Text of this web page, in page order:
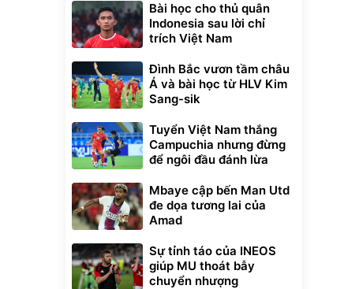
Bài học cho thủ quân
Indonesia sau lời chỉ
trích Việt Nam
Đình Bắc vươn tầm châu
Á và bài học từ HLV Kim
Sang-sik
Tuyển Việt Nam thắng
Campuchia nhưng đừng
để ngôi đầu đánh lừa
Mbaye cập bến Man Utd
đe dọa tương lai của
Amad
Sự tỉnh táo của INEOS
giúp MU thoát bẫy
chuyển nhượng